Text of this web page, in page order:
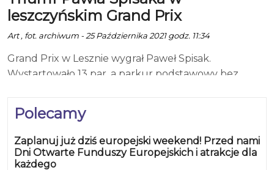
Polecamy
Zaplanuj już dziś europejski weekend! Przed nami
Dni Otwarte Funduszy Europejskich i atrakcje dla
każdego
leszczyńskim Grand Prix
Art , fot. archiwum - 25 Października 2021 godz. 11:34
Grand Prix w Lesznie wygrał Paweł Spisak.
Wystartowało 13 par, a parkur podstawowy bez
po zwycięstwo pojechał Paweł Spisak dosiadający 8-
letniego ogiera I-Mark W. To pierwsza wygrana w
skokowym Grand Prix tego wielokrotnego mistrza
Polski we wszechstronnym konkursie konia
wierzchowego. Drugie miejsce zajął Jakub Krzyżosiak